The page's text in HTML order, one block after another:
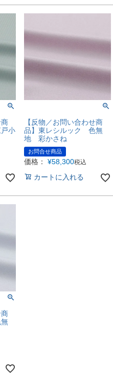
小
【反物／お問い合わせ商
品】東レシルック 色無
地 彩かさね
お問合せ商品
価格： ¥58,300税込
カートに入れる